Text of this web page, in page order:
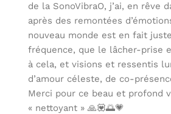
de la SonoVibraO, j’ai, en rêve
après des remontées
nouveau monde est en fait
fréquence, que le lâcher-prise
à cela, et visions et ressentis
d’amour céleste, de co-
Merci pour ce beau et profond
« nettoyant » 🙏💟🌅💗